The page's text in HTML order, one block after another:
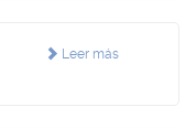
Leer más